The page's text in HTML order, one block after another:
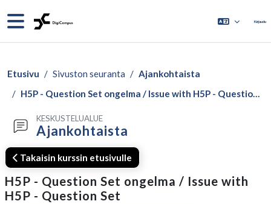
Sivupaneeli Kirjaudu
Etusivu Sivuston seuranta
Ajankohtaista
H5P - Question Set ongelma / Issue with H5P - Question Set
KESKUSTELUALUE
Ajankohtaista
Takaisin kurssin etusivulle
H5P - Question Set ongelma / Issue with
H5P - Question Set